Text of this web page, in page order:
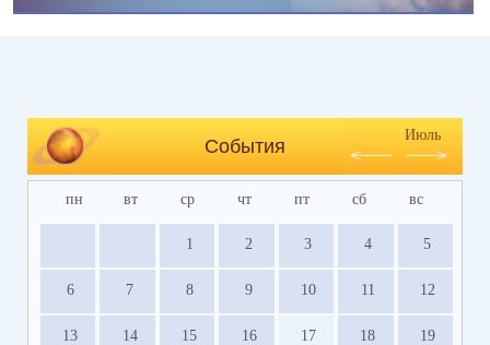
События
Июль
пн вт ср чт пт сб вс
1 2 3 4 5
6 7 8 9 10 11 12
13 14 15 16 17 18 19